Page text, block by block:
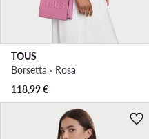
TOUS
Borsetta · Rosa
118,99€